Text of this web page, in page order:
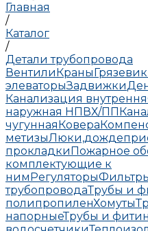
Главная
/
Каталог
/
Детали трубопровода
ВентилиКраны
элеваторыЗадвижки
Канализация
наружная НПВХ/ПП
чугуннаяКовера
метизы
прокладкиПожарное
комплектующие к
нимРегуляторы
трубопроводаТрубы и
полипропиленХомуты
напорныеТрубы и